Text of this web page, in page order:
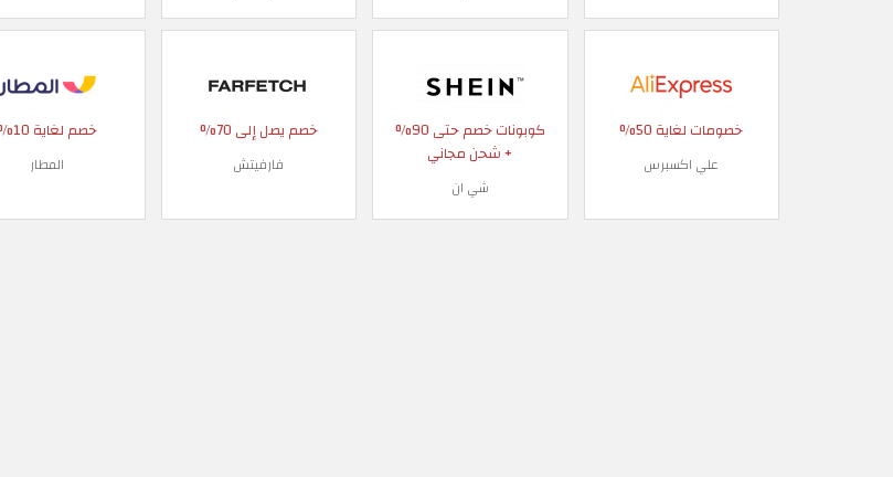
خصومات لغاية 50%
علي اكسبرس
كوبونات خصم حتى 90%
+ شحن مجاني
شي ان
خصم يصل إلى 70%
فارفيتش
خصم لغاية 10%
المطار